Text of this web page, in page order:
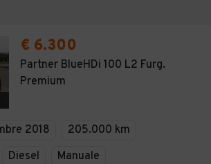
€ 6.300
Partner BlueHDi 100 L2 Furg.
Premium
2018
205.000 km
Diesel Manuale